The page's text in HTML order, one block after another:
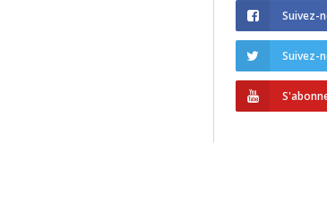
Suivez-
Suivez-